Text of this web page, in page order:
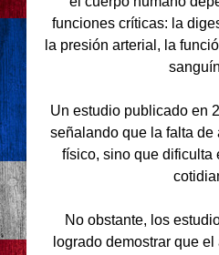
funciones críticas: la
la presión arterial, la
Un estudio publicado en
señalando que la falta de
físico, sino que dificulta
No obstante, los
logrado demostrar que